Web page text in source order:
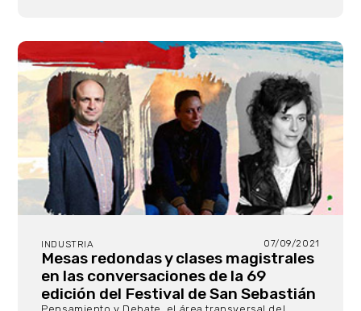
INDUSTRIA 07/09/2021
Mesas redondas y clases magistrales
en las conversaciones de la 69
edición del Festival de San Sebastián